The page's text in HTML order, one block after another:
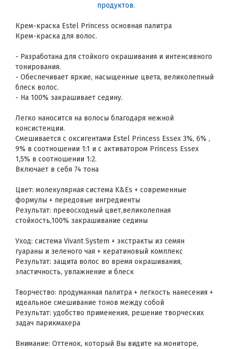
продуктов.
Крем-краска Estel Princess основная палитра
Крем-краска для волос.
- Разработана для стойкого окрашивания и интенсивного
тонирования.
- Обеспечивает яркие, насыщенные цвета, великолепный
блеск волос.
- На 100% закрашивает седину.
Легко наносится на волосы благодаря нежной
консистенции.
Смешивается с оксигентами Estel Princess Essex 3%, 6% ,
9% в соотношении 1:1 и с активатором Princess Essex
1,5% в соотношении 1:2.
Включает в себя 74 тона
Цвет: молекулярная система K&Es + современные
формулы + передовые ингредиенты
Результат: превосходный цвет,великолепная
стойкость,100% закрашивание седины
Уход: система Vivant System + экстракты из семян
гуараны и зеленого чая + кератиновый комплекс
Результат: защита волос во время окрашивания,
эластичность, увлажнение и блеск
Творчество: продуманная палитра + легкость нанесения +
идеальное смешивание тонов между собой
Результат: удобство применения, решение творческих
задач парикмахера
Внимание: Оттенок, который Вы видите на мониторе,